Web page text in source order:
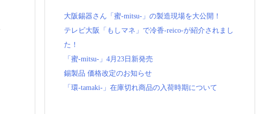
大阪錫器さん「蜜-mitsu-」の製造現場を大公開！
テレビ大阪「もしマネ」で冷香-reico-が紹介されまし
た！
「蜜-mitsu-」4月23日新発売
錫製品 価格改定のお知らせ
「環-tamaki-」在庫切れ商品の入荷時期について